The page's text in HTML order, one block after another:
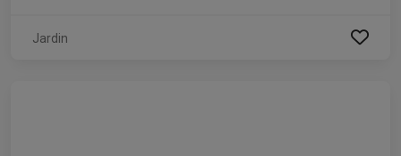
Jardin